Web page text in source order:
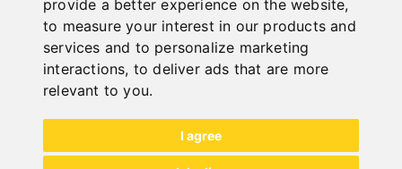
provide a better experience on the website,
to measure your interest in our products and
services and to personalize marketing
interactions, to deliver ads that are more
relevant to you.
I agree